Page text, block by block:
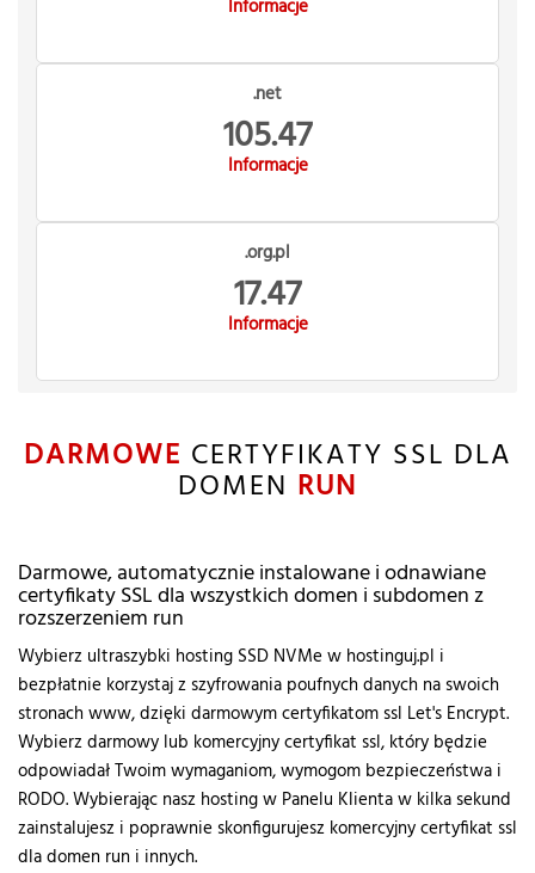
Informacje
.net
105.47
Informacje
.org.pl
17.47
Informacje
DARMOWE CERTYFIKATY SSL DLA
DOMEN RUN
Darmowe, automatycznie instalowane i odnawiane
certyfikaty SSL dla wszystkich domen i subdomen z
rozszerzeniem run
Wybierz ultraszybki hosting SSD NVMe w hostinguj.pl i
bezpłatnie korzystaj z szyfrowania poufnych danych na swoich
stronach www, dzięki darmowym certyfikatom ssl Let's Encrypt.
Wybierz darmowy lub komercyjny certyfikat ssl, który będzie
odpowiadał Twoim wymaganiom, wymogom bezpieczeństwa i
RODO. Wybierając nasz hosting w Panelu Klienta w kilka sekund
zainstalujesz i poprawnie skonfigurujesz komercyjny certyfikat ssl
dla domen run i innych.